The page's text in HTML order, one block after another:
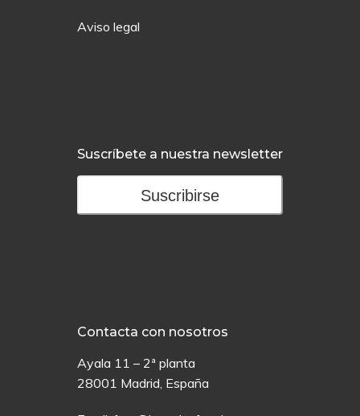
Aviso legal
Suscríbete a nuestra newsletter
Suscribirse
Contacta con nosotros
Ayala 11 – 2ª planta
28001 Madrid, España